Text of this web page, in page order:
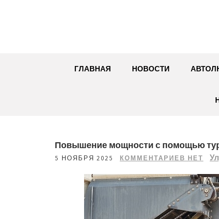
ГЛАВНАЯ НОВОСТИ
Повышение мощности с помощью
5 НОЯБРЯ 2025 КОММЕНТАРИЕВ НЕТ